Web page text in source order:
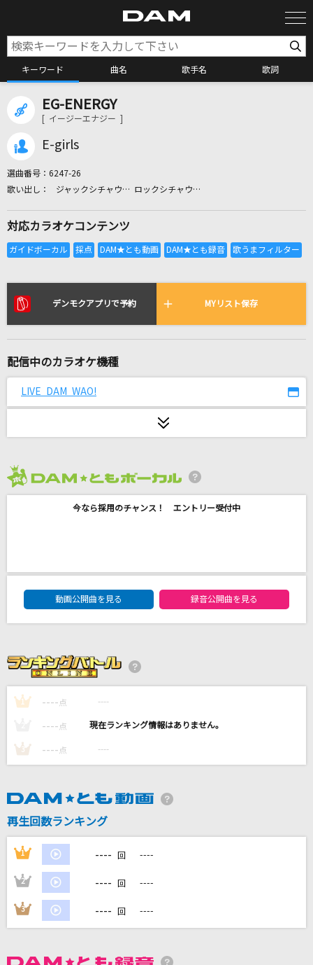
キーワード 曲名 歌手名 歌詞
全国りれき
真心ブラザーズ(THE 真心ブラザーズ)
嵐(アラシ)
[オリカラ]銀の龍の背に乗って
中島みゆき
AAA DEN-O form
Ray
未来予想図 ～VERSION '07～
DREAMS COME TRUE
[生音]粉雪
レミオロメン
ラピスラズリ
藍井エイル
DAMの新曲・ランキングなど
EG-ENERGY
[ イージーエナジー ]
E-girls
選曲番号： 6247-26
ジャックシチャウ… ロックシチャウ…
対応カラオケコンテンツ
デンモクアプリで予約 MYリスト保存
配信中のカラオケ機種
LIVE DAM WAO!
今なら採用のチャンス！ エントリー受付中
DAM★ともボーカルエントリーランキング
動画公開曲を見る
録音公開曲を見る
1 ---- 点 ----
---- 点 ----
3 ---- 点 ----
再生回数ランキング
1 ---- 回 ----
2 ---- 回 ----
3 ---- 回 ----